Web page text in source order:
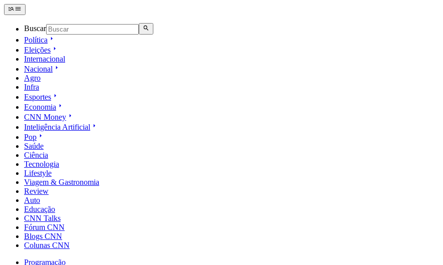
Buscar
Política
Eleições
Internacional
Nacional
Agro
Infra
Esportes
Economia
CNN Money
Inteligência Artificial
Pop
Saúde
Ciência
Tecnologia
Lifestyle
Viagem & Gastronomia
Review
Auto
Educação
CNN Talks
Fórum CNN
Blogs CNN
Colunas CNN
Programação